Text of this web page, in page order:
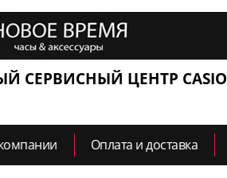
СЕРВИСНЫЙ ЦЕНТР CASIO
Оплата и доставка